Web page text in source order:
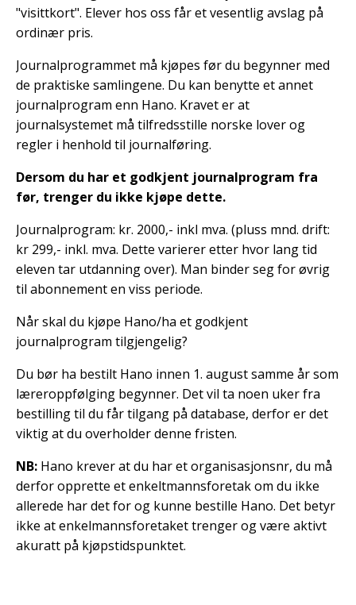
"visittkort". Elever hos oss får et vesentlig avslag på
ordinær pris.
Journalprogrammet må kjøpes før du begynner med
de praktiske samlingene. Du kan benytte et annet
journalprogram enn Hano. Kravet er at
journalsystemet må tilfredsstille norske lover og
regler i henhold til journalføring.
Dersom du har et godkjent journalprogram fra
før, trenger du ikke kjøpe dette.
Journalprogram: kr. 2000,- inkl mva. (pluss mnd. drift:
kr 299,- inkl. mva. Dette varierer etter hvor lang tid
eleven tar utdanning over). Man binder seg for øvrig
til abonnement en viss periode.
Når skal du kjøpe Hano/ha et godkjent
journalprogram tilgjengelig?
Du bør ha bestilt Hano innen 1. august samme år som
læreroppfølging begynner. Det vil ta noen uker fra
bestilling til du får tilgang på database, derfor er det
viktig at du overholder denne fristen.
NB: Hano krever at du har et organisasjonsnr, du må
derfor opprette et enkeltmannsforetak om du ikke
allerede har det for og kunne bestille Hano. Det betyr
ikke at enkelmannsforetaket trenger og være aktivt
akuratt på kjøpstidspunktet.